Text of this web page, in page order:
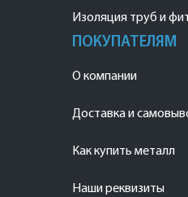
Изоляция труб и
ПОКУПАТЕЛЯМ
О компании
Доставка и
Как купить металл
Наши реквизиты